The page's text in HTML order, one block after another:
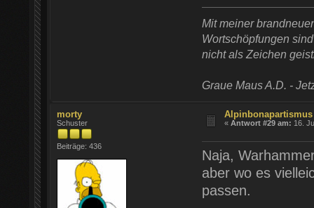
Mit meiner
Wortschöpfungen
nicht als Zeichen
Graue Maus A.D. -
morty
Schuster
Beiträge: 436
Alpinbonapartismus
«Antwort #29 am: 16.
Naja,
aber wo es
passen.